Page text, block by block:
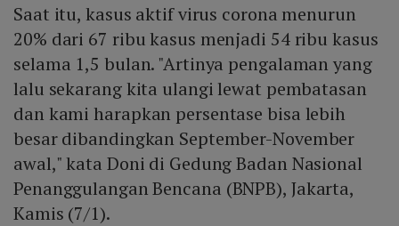
Saat itu, kasus aktif virus corona menurun
20% dari 67 ribu kasus menjadi 54 ribu kasus
selama 1,5 bulan. "Artinya pengalaman yang
lalu sekarang kita ulangi lewat pembatasan
dan kami harapkan persentase bisa lebih
besar dibandingkan September-November
awal," kata Doni di Gedung Badan Nasional
Penanggulangan Bencana (BNPB), Jakarta,
Kamis (7/1).